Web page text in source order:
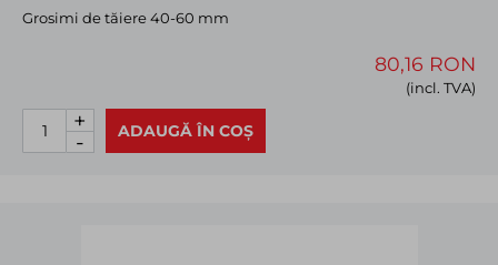
Grosimi de tăiere 40-60 mm
80,16 RON
(incl. TVA)
ADAUGĂ ÎN COȘ
+
-